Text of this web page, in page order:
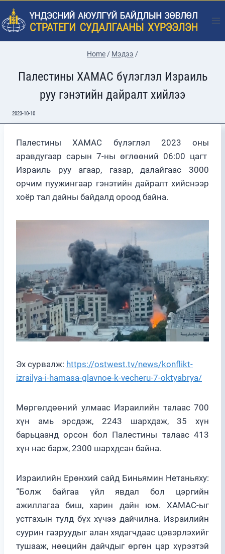
Skip
to
content
Home/ Мэдээ /
Палестины ХАМАС бүлэглэл Израиль
руу гэнэтийн дайралт хийлээ
2023-10-10
Палестины ХАМАС бүлэглэл 2023 оны
аравдугаар сарын 7-ны өглөөний 06:00 цагт
Израиль руу агаар, газар, далайгаас 3000
орчим пуужингаар гэнэтийн дайралт хийснээр
хоёр тал дайны байдалд ороод байна.
Эх сурвалж: https://ostwest.tv/news/konflikt-
izrailya-i-hamasa-glavnoe-k-vecheru-7-oktyabrya/
Мөргөлдөөний улмаас Израилийн талаас 700
хүн амь эрсдэж, 2243 шархдаж, 35 хүн
барьцаанд орсон бол Палестины талаас 413
хүн нас барж, 2300 шархдсан байна.
Израилийн Ерөнхий сайд Биньямин Нетаньяху:
“Болж байгаа үйл явдал бол цэргийн
ажиллагаа биш, харин дайн юм. ХАМАС-ыг
устгахын тулд бүх хүчээ дайчилна. Израилийн
суурин газруудыг алан хядагчдаас цэвэрлэхийг
тушааж, нөөцийн дайчдыг өргөн цар хүрээтэй